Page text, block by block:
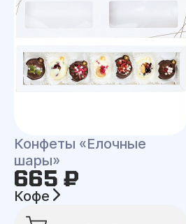
Конфеты «Елочные
шары»
665 ₽
Кофе